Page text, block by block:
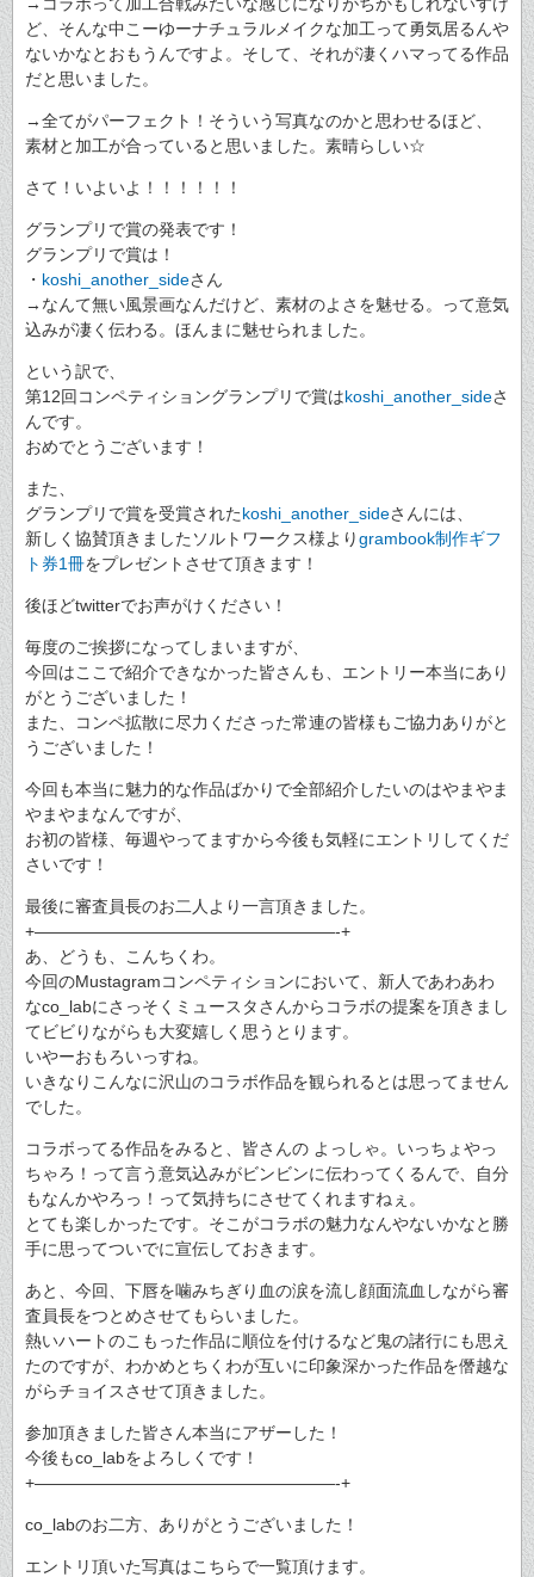
ど、そんな中こーゆーナチュラルメイクな加工って勇気居るんや
ないかなとおもうんですよ。そして、それが凄くハマってる作品
だと思いました。
→全てがパーフェクト！そういう写真なのかと思わせるほど、
素材と加工が合っていると思いました。素晴らしい☆
さて！いよいよ！！！！！！
グランプリで賞の発表です！
グランプリで賞は！
・ koshi_another_sideさん
→なんて無い風景画なんだけど、素材のよさを魅せる。って意気
込みが凄く伝わる。ほんまに魅せられました。
という訳で、
第12回コンペティショングランプリで賞はkoshi_another_sideさ
んです。
おめでとうございます！
また、
グランプリで賞を受賞されたkoshi_another_sideさんには、
新しく協賛頂きましたソルトワークス様よりgrambook制作ギフ
ト券1冊をプレゼントさせて頂きます！
後ほどtwitterでお声がけください！
毎度のご挨拶になってしまいますが、
今回はここで紹介できなかった皆さんも、エントリー本当にあり
がとうございました！
また、コンペ拡散に尽力くださった常連の皆様もご協力ありがと
うございました！
今回も本当に魅力的な作品ばかりで全部紹介したいのはやまやま
やまやまなんですが、
お初の皆様、毎週やってますから今後も気軽にエントリしてくだ
さいです！
最後に審査員長のお二人より一言頂きました。
+——————————————————-+
あ、どうも、こんちくわ。
今回のMustagramコンペティションにおいて、新人であわあわ
なco_labにさっそくミュースタさんからコラボの提案を頂きまし
てビビりながらも大変嬉しく思うとります。
いやーおもろいっすね。
いきなりこんなに沢山のコラボ作品を観られるとは思ってません
でした。
コラボってる作品をみると、皆さんの よっしゃ。いっちょやっ
ちゃろ！って言う意気込みがビンビンに伝わってくるんで、自分
もなんかやろっ！って気持ちにさせてくれますねぇ。
とても楽しかったです。そこがコラボの魅力なんやないかなと勝
手に思ってついでに宣伝しておきます。
あと、今回、下唇を噛みちぎり血の涙を流し顔面流血しながら審
査員長をつとめさせてもらいました。
熱いハートのこもった作品に順位を付けるなど鬼の諸行にも思え
たのですが、わかめとちくわが互いに印象深かった作品を僭越な
がらチョイスさせて頂きました。
参加頂きました皆さん本当にアザーした！
今後もco_labをよろしくです！
+——————————————————-+
co_labのお二方、ありがとうございました！
エントリ頂いた写真はこちらで一覧頂けます。